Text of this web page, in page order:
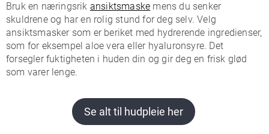
Bruk en næringsrik ansiktsmaske mens du senker
skuldrene og har en rolig stund for deg selv. Velg
ansiktsmasker som er beriket med hydrerende ingredienser,
som for eksempel aloe vera eller hyaluronsyre. Det
forsegler fuktigheten i huden din og gir deg en frisk glød
som varer lenge.
Se alt til hudpleie her